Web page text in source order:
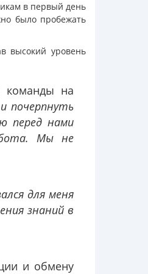
в первый день
было пробежать
высокий уровень
команды на
почерпнуть
перед нами
Мы не
для меня
знаний в
и обмену